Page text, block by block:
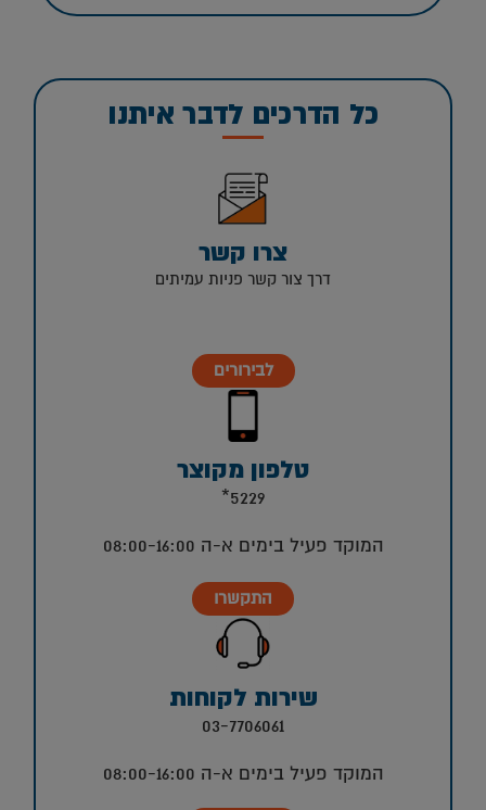
כל הדרכים לדבר איתנו
צרו קשר
דרך צור קשר פניות עמיתים
לבירורים
טלפון מקוצר
5229*
המוקד פעיל בימים א-ה 08:00-16:00
התקשרו
שירות לקוחות
03-7706061
המוקד פעיל בימים א-ה 08:00-16:00